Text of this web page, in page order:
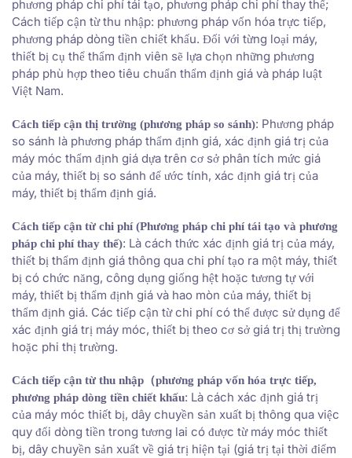
phương pháp chi phí tái tạo, phương pháp chi phí thay thế;
Cách tiếp cận từ thu nhập: phương pháp vốn hóa trực tiếp,
phương pháp dòng tiền chiết khấu. Đối với từng loại máy,
thiết bị cụ thể thẩm định viên sẽ lựa chọn những phương
pháp phù hợp theo tiêu chuẩn thẩm định giá và pháp luật
Việt Nam.
Cách tiếp cận thị trường (phương pháp so sánh): Phương pháp
so sánh là phương pháp thẩm định giá, xác định giá trị của
máy móc thẩm định giá dựa trên cơ sở phân tích mức giá
của máy, thiết bị so sánh để ước tính, xác định giá trị của
máy, thiết bị thẩm định giá.
Cách tiếp cận từ chi phí (Phương pháp chi phí tái tạo và phương
pháp chi phí thay thế): Là cách thức xác định giá trị của máy,
thiết bị thẩm định giá thông qua chi phí tạo ra một máy, thiết
bị có chức năng, công dụng giống hệt hoặc tương tự với
máy, thiết bị thẩm định giá và hao mòn của máy, thiết bị
thẩm định giá. Các tiếp cận từ chi phí có thể được sử dụng để
xác định giá trị máy móc, thiết bị theo cơ sở giá trị thị trường
hoặc phi thị trường.
Cách tiếp cận từ thu nhập（phương pháp vốn hóa trực tiếp,
phương pháp dòng tiền chiết khấu: Là cách xác định giá trị
của máy móc thiết bị, dây chuyền sản xuất bị thông qua việc
quy đổi dòng tiền trong tương lai có được từ máy móc thiết
bị, dây chuyền sản xuất về giá trị hiện tại (giá trị tại thời điểm